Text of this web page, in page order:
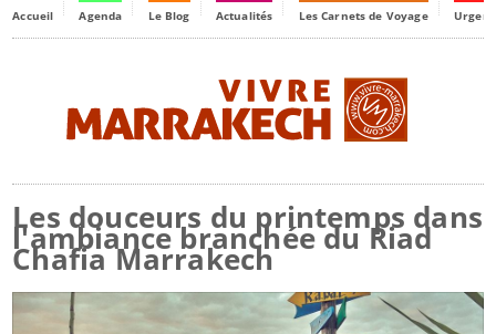
Accueil Agenda Le Blog Actualités Les Carnets de Voyage
Les douceurs du printemps dans
l'ambiance branchée du Riad
Chafia Marrakech